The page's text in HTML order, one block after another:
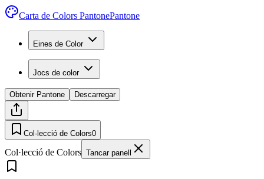
Carta de Colors PantonePantone
Eines de Color
Jocs de color
Obtenir Pantone Descarregar
Col·lecció de Colors0
Col·lecció de Colors Tancar panell